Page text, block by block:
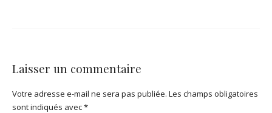
Laisser un commentaire
Votre adresse e-mail ne sera pas publiée. Les champs obligatoires
sont indiqués avec*